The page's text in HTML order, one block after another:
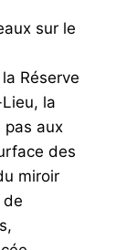
sur le
Réserve
la
pas aux
des
miroir
de